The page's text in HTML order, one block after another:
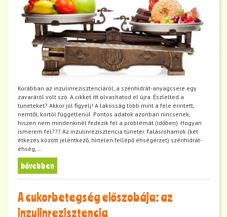
Korábban az inzulinrezisztenciáról, a szénhidrát-anyagcsere egy
zavaráról volt szó. A cikket itt olvashatod el újra. Észlelted a
tüneteket? Akkor jól figyelj! A lakosság több mint a fele érintett,
nemtől, kortól függetlenül. Pontos adatok azonban nincsenek,
hiszen nem mindenkinél fedezik fel a problémát (időben). Hogyan
ismerem fel??? Az inzulinrezisztencia tünetei: falásrohamok (két
étkezés között jelentkező, hirtelen fellépő éhségérzet) szénhidrát-
éhség,…
bővebben
A cukorbetegség előszobája: az
inzulinrezisztencia